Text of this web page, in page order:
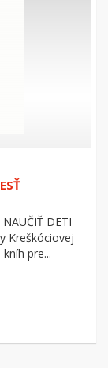
DETI
Kreškóciovej
pre...